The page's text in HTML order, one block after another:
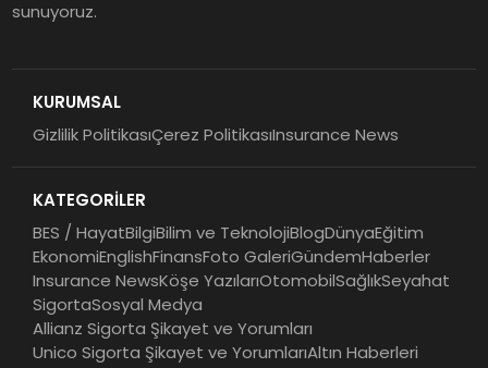
ING Türkiye 2026 Yılının İlk
sunuyoruz.
KURUMSAL
Gizlilik PolitikasıÇerez PolitikasıInsurance News
KATEGORİLER
BES / HayatBilgiBilim ve TeknolojiBlogDünyaEğitim
EkonomiEnglishFinansFoto GaleriGündemHaberler
Insurance NewsKöşe YazılarıOtomobilSağlıkSeyahat
SigortaSosyal Medya
Allianz Sigorta Şikayet ve Yorumları
Unico Sigorta Şikayet ve YorumlarıAltın Haberleri